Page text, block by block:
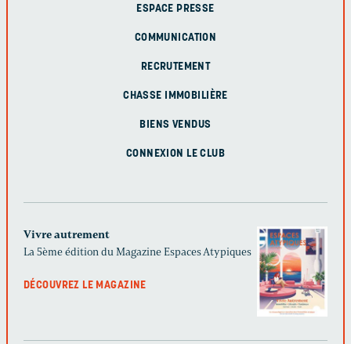
ESPACE PRESSE
COMMUNICATION
RECRUTEMENT
CHASSE IMMOBILIÈRE
BIENS VENDUS
CONNEXION LE CLUB
Vivre autrement
La 5ème édition du Magazine Espaces Atypiques
DÉCOUVREZ LE MAGAZINE